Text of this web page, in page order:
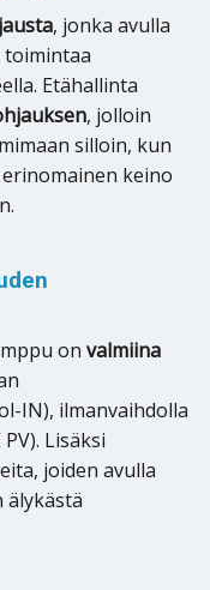
, jonka avulla
toimintaa
Etähallinta
, jolloin
silloin, kun
keino
on valmiina
IN), ilmanvaihdolla
Lisäksi
joiden avulla
älykästä